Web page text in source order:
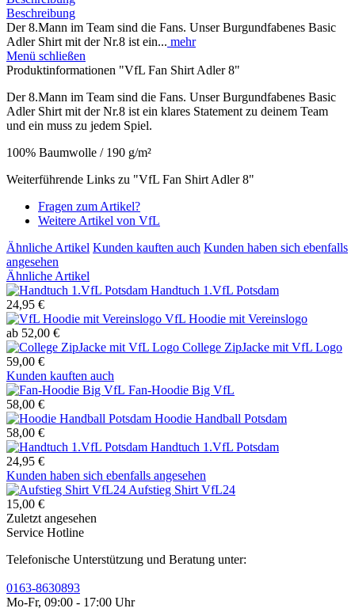
Beschreibung
Der 8.Mann im Team sind die Fans. Unser Burgundfabenes Basic
Adler Shirt mit der Nr.8 ist ein... mehr
Menü schließen
Produktinformationen "VfL Fan Shirt Adler 8"
Der 8.Mann im Team sind die Fans. Unser Burgundfabenes Basic
Adler Shirt mit der Nr.8 ist ein klares Statement zu deinem Team
und ein muss zu jedem Spiel.
100% Baumwolle / 190 g/m²
Weiterführende Links zu "VfL Fan Shirt Adler 8"
Fragen zum Artikel?
Weitere Artikel von VfL
Ähnliche Artikel Kunden kauften auch Kunden haben sich ebenfalls
angesehen
Ähnliche Artikel
Handtuch 1.VfL Potsdam
24,95 €
VfL Hoodie mit Vereinslogo
ab 52,00 €
College ZipJacke mit VfL Logo
59,00 €
Kunden kauften auch
Fan-Hoodie Big VfL
58,00 €
Hoodie Handball Potsdam
58,00 €
Handtuch 1.VfL Potsdam
24,95 €
Kunden haben sich ebenfalls angesehen
Aufstieg Shirt VfL24
15,00 €
Zuletzt angesehen
Service Hotline
Telefonische Unterstützung und Beratung unter:
0163-8630893
Mo-Fr, 09:00 - 17:00 Uhr